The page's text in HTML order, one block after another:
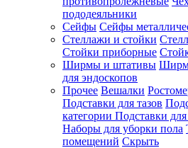
пододеяльники
Сейфы Сейфы
Стеллажи и стойки
Стойки приборные
Ширмы и штативы
для эндоскопов
Прочее Вешалки
Подставки для тазов
категории Подставки для
Наборы для уборки пола
помещений Скрыть